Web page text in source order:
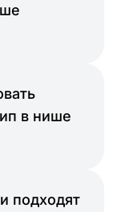
в нише
подходят